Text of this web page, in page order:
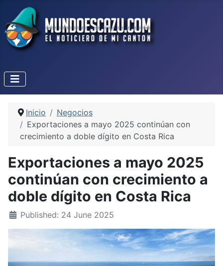
Inicio
Negocios
Exportaciones a mayo 2025 continúan con
crecimiento a doble dígito en Costa Rica
Exportaciones a mayo 2025
continúan con crecimiento a
doble dígito en Costa Rica
Published: 24 June 2025